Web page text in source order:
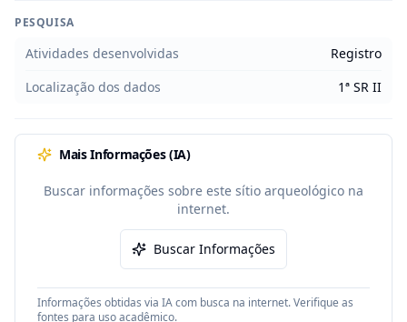
PESQUISA
Atividades desenvolvidas
Registro
Localização dos dados
1ª SR II
Mais Informações (IA)
Buscar informações sobre este sítio arqueológico na
internet.
Buscar Informações
Informações obtidas via IA com busca na internet. Verifique as
fontes para uso acadêmico.